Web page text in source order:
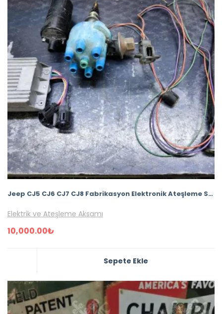
Jeep CJ5 CJ6 CJ7 CJ8 Fabrikasyon Elektronik Ateşleme Seti Motocraft – Tesisatlı Tak Kullan Set
Elektrik ve Ateşleme Aksamı
10,000.00₺
Sepete Ekle